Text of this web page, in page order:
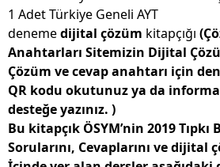
1 Adet Türkiye Geneli AYT
denemedijital çözüm kitapçığı
Anahtarları Sitemizin Dijital
Çözüm ve cevap anahtarı için
QR kodu okutunuz ya da
desteğe yazınız. )
Bu kitapçık ÖSYM’nin 2019 Tıpkı
Sorularını, Cevaplarını ve dijital